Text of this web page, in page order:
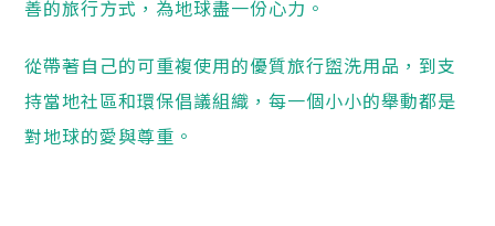
善的旅行方式，為地球盡一份心力。
從帶著自己的可重複使用的優質旅行盥洗用品，到支
持當地社區和環保倡議組織，每一個小小的舉動都是
對地球的愛與尊重。